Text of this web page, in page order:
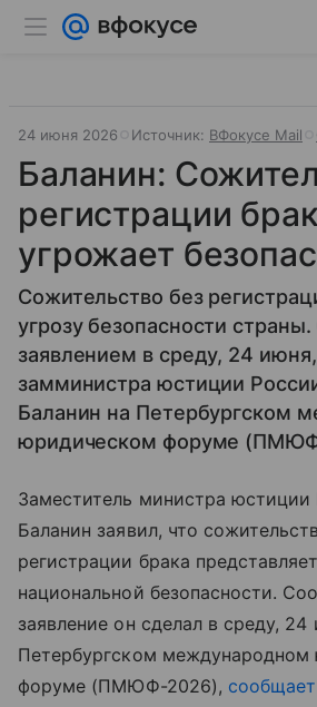
24 июня 2026 Источник: ВФокусе Mail
Баланин:
регистрации
угрожает
Сожительство без
угрозу безопасности
заявлением в среду, 24
замминистра юстиции
Баланин на Петербургском
юридическом форуме
Заместитель министра
Баланин заявил, что
регистрации брака
национальной безопасности.
заявление он сделал в среду,
Петербургском
форуме (ПМЮФ-2026), сообщает